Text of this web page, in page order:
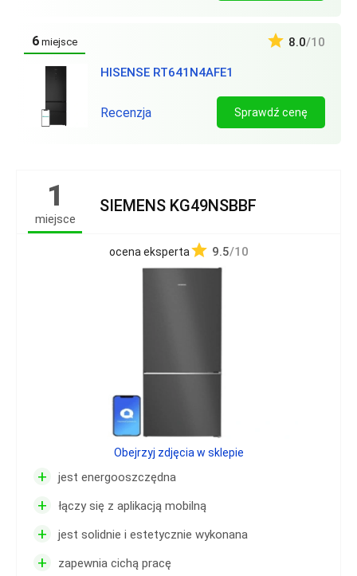
6 miejsce
HISENSE RT641N4AFE1
8.0/10
Recenzja Sprawdź cenę
1
miejsce
SIEMENS KG49NSBBF
ocena eksperta 9.5/10
+ jest energooszczędna
+ łączy się z aplikacją mobilną
+ jest solidnie i estetycznie wykonana
+ zapewnia cichą pracę
Obejrzyj zdjęcia w sklepie